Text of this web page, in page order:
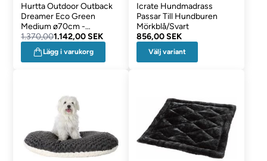
Hurtta Outdoor Outback
Dreamer Eco Green
Medium ø70cm -
NEDSATTA VAROR
1.370,001.142,00 SEK
Lägg i varukorg
Icrate Hundmadrass
Passar Till Hundburen
Mörkblå/Svart
856,00 SEK
Välj variant